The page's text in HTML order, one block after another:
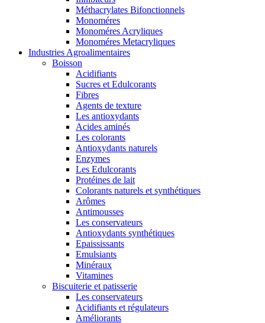
Méthacrylates Bifonctionnels
Monoméres
Monoméres Acryliques
Monoméres Metacryliques
Industries Agroalimentaires
Boisson
Acidifiants
Sucres et Edulcorants
Fibres
Agents de texture
Les antioxydants
Acides aminés
Les colorants
Antioxydants naturels
Enzymes
Les Edulcorants
Protéines de lait
Colorants naturels et synthétiques
Arômes
Antimousses
Les conservateurs
Antioxydants synthétiques
Epaississants
Emulsiants
Minéraux
Vitamines
Biscuiterie et patisserie
Les conservateurs
Acidifiants et régulateurs
Améliorants